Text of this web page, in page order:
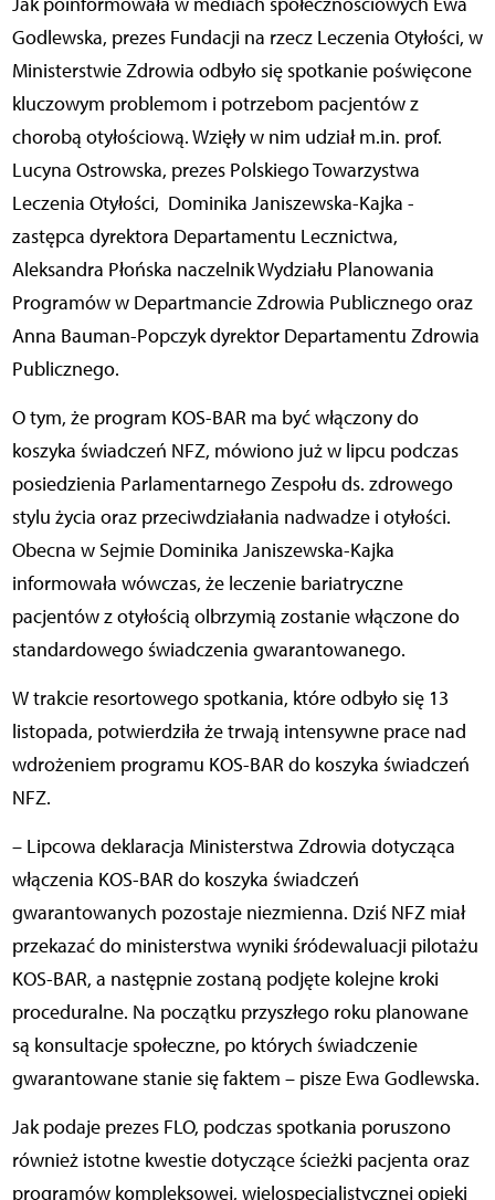
Jak poinformowała w mediach społecznościowych Ewa
Godlewska, prezes Fundacji na rzecz Leczenia Otyłości, w
Ministerstwie Zdrowia odbyło się spotkanie poświęcone
kluczowym problemom i potrzebom pacjentów z
chorobą otyłościową. Wzięły w nim udział m.in. prof.
Lucyna Ostrowska, prezes Polskiego Towarzystwa
Leczenia Otyłości, Dominika Janiszewska-Kajka -
zastępca dyrektora Departamentu Lecznictwa,
Aleksandra Płońska naczelnik Wydziału Planowania
Programów w Departmancie Zdrowia Publicznego oraz
Anna Bauman-Popczyk dyrektor Departamentu Zdrowia
Publicznego.
O tym, że program KOS-BAR ma być włączony do
koszyka świadczeń NFZ, mówiono już w lipcu podczas
posiedzienia Parlamentarnego Zespołu ds. zdrowego
stylu życia oraz przeciwdziałania nadwadze i otyłości.
Obecna w Sejmie Dominika Janiszewska-Kajka
informowała wówczas, że leczenie bariatryczne
pacjentów z otyłością olbrzymią zostanie włączone do
standardowego świadczenia gwarantowanego.
W trakcie resortowego spotkania, które odbyło się 13
listopada, potwierdziła że trwają intensywne prace nad
wdrożeniem programu KOS-BAR do koszyka świadczeń
NFZ.
– Lipcowa deklaracja Ministerstwa Zdrowia dotycząca
włączenia KOS-BAR do koszyka świadczeń
gwarantowanych pozostaje niezmienna. Dziś NFZ miał
przekazać do ministerstwa wyniki śródewaluacji pilotażu
KOS-BAR, a następnie zostaną podjęte kolejne kroki
proceduralne. Na początku przyszłego roku planowane
są konsultacje społeczne, po których świadczenie
gwarantowane stanie się faktem – pisze Ewa Godlewska.
Jak podaje prezes FLO, podczas spotkania poruszono
również istotne kwestie dotyczące ścieżki pacjenta oraz
programów kompleksowej, wielospecjalistycznej opieki